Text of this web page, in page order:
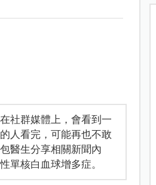
社群媒體上，會看到一
人看完，可能再也不敢
醫生分享相關新聞內
單核白血球增多症。